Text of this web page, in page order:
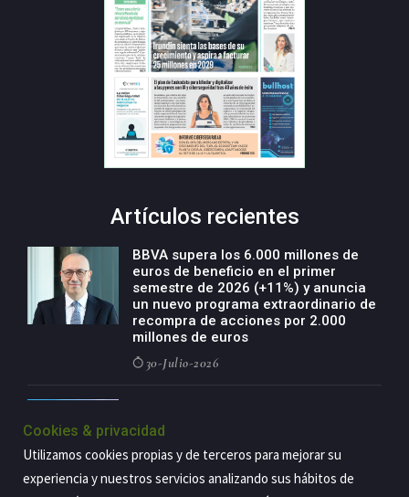
Artículos recientes
BBVA supera los 6.000 millones de
euros de beneficio en el primer
semestre de 2026 (+11%) y anuncia
un nuevo programa extraordinario de
recompra de acciones por 2.000
millones de euros
30-Julio-2026
negocio agro con un modelo global
de especialización presente en siete
países
29-Julio-2026
Cookies & privacidad
Utilizamos cookies propias y de terceros para mejorar su
experiencia y nuestros servicios analizando sus hábitos de